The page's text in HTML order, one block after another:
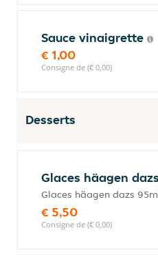
Sauce vinaigrette
€ 1,00
Consigne de (€ 0,00)
Desserts
Glaces häagen
Glaces häagen dazs
€ 5,50
Consigne de (€ 0,00)